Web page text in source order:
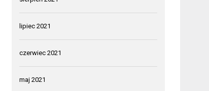
lipiec 2021
czerwiec 2021
maj 2021